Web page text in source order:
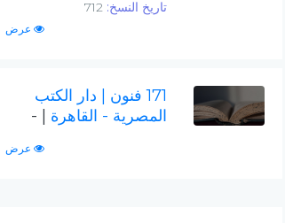
تاريخ النسخ: 712
عرض
171 فنون
| دار الكتب
المصرية - القاهرة
| -
عرض